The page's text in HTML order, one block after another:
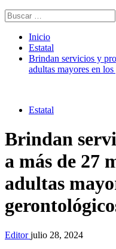
Buscar:
Inicio
Estatal
Brindan servicios y
adultas mayores en
Estatal
Brindan
a más de 27
adultas
Editorjulio 28, 2024